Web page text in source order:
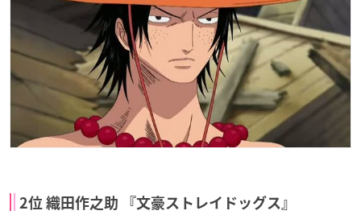
2位 織田作之助 『文豪ストレイドッグス』